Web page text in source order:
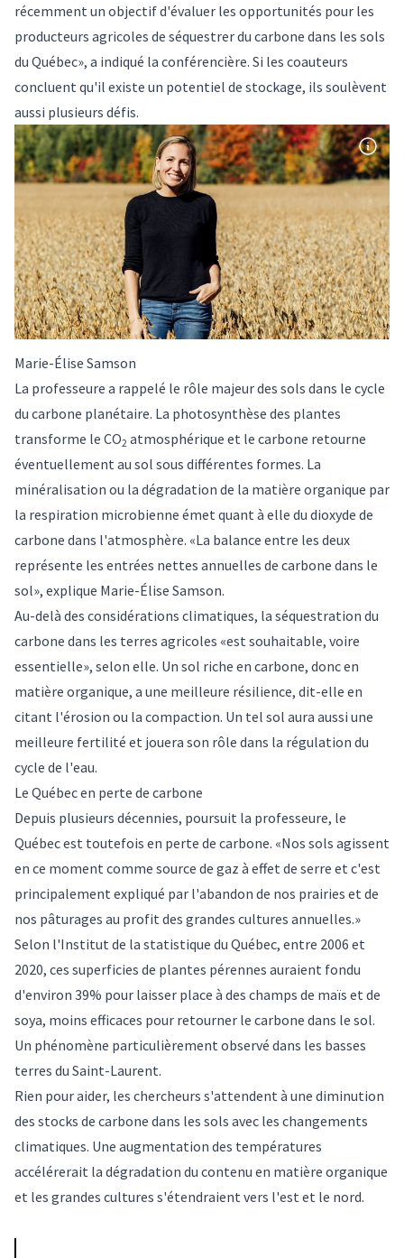
récemment un objectif d'évaluer les opportunités pour les
producteurs agricoles de séquestrer du carbone dans les sols
du Québec», a indiqué la conférencière. Si les coauteurs
concluent qu'il existe un potentiel de stockage, ils soulèvent
aussi plusieurs défis.
Marie-Élise Samson
La professeure a rappelé le rôle majeur des sols dans le cycle
du carbone planétaire. La photosynthèse des plantes
transforme le CO2 atmosphérique et le carbone retourne
éventuellement au sol sous différentes formes. La
minéralisation ou la dégradation de la matière organique par
la respiration microbienne émet quant à elle du dioxyde de
carbone dans l'atmosphère. «La balance entre les deux
représente les entrées nettes annuelles de carbone dans le
sol», explique Marie-Élise Samson.
Au-delà des considérations climatiques, la séquestration du
carbone dans les terres agricoles «est souhaitable, voire
essentielle», selon elle. Un sol riche en carbone, donc en
matière organique, a une meilleure résilience, dit-elle en
citant l'érosion ou la compaction. Un tel sol aura aussi une
meilleure fertilité et jouera son rôle dans la régulation du
cycle de l'eau.
Le Québec en perte de carbone
Depuis plusieurs décennies, poursuit la professeure, le
Québec est toutefois en perte de carbone. «Nos sols agissent
en ce moment comme source de gaz à effet de serre et c'est
principalement expliqué par l'abandon de nos prairies et de
nos pâturages au profit des grandes cultures annuelles.»
Selon l'Institut de la statistique du Québec, entre 2006 et
2020, ces superficies de plantes pérennes auraient fondu
d'environ 39% pour laisser place à des champs de maïs et de
soya, moins efficaces pour retourner le carbone dans le sol.
Un phénomène particulièrement observé dans les basses
terres du Saint-Laurent.
Rien pour aider, les chercheurs s'attendent à une diminution
des stocks de carbone dans les sols avec les changements
climatiques. Une augmentation des températures
accélérerait la dégradation du contenu en matière organique
et les grandes cultures s'étendraient vers l'est et le nord.